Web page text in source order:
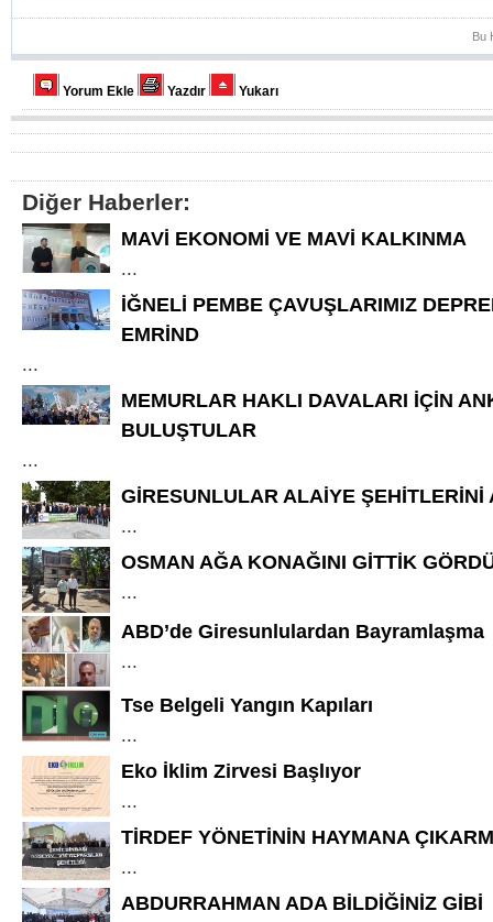
Bu
Yorum Ekle Yazdır Yukarı
Diğer Haberler:
MAVİ EKONOMİ VE MAVİ KALKINMA
...
İĞNELİ PEMBE ÇAVUŞLARIMIZ
EMRİND
...
MEMURLAR HAKLI DAVALARI İÇİN
BULUŞTULAR
...
GİRESUNLULAR ALAİYE ŞEHİTLERİNİ
...
OSMAN AĞA KONAĞINI GİTTİK
...
ABD’de Giresunlulardan Bayramlaşma
...
Tse Belgeli Yangın Kapıları
...
Eko İklim Zirvesi Başlıyor
...
TİRDEF YÖNETİNİN HAYMANA
...
ABDURRAHMAN ADA BİLDİĞİNİZ GİBİ